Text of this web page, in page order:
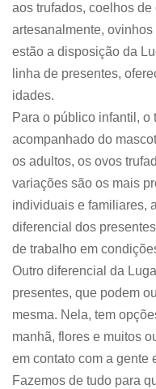
aos trufados, coelhos
artesanalmente,
estão a disposição da
linha de presentes,
idades.
Para o público infantil,
acompanhado do
os adultos, os ovos
variações são os mais
individuais e familiares,
diferencial dos
de trabalho em
Outro diferencial da
presentes, que podem
mesma. Nela, tem
manhã, flores e muitos
em contato com a gente
Fazemos de tudo para